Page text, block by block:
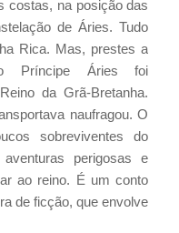
costas, na posição das
de Áries. Tudo
Rica. Mas, prestes a
Príncipe Áries foi
da Grã-Bretanha.
naufragou. O
sobreviventes do
perigosas e
ao reino. É um conto
de ficção, que envolve